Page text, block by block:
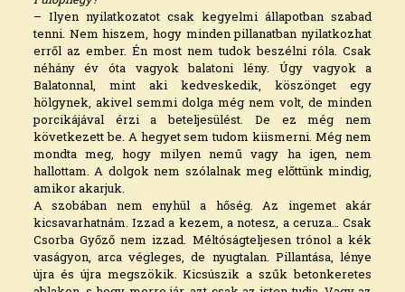
– Ilyen nyilatkozatot csak kegyelmi állapotban szabad
tenni. Nem hiszem, hogy minden pillanatban nyilatkozhat
erről az ember. Én most nem tudok beszélni róla. Csak
néhány év óta vagyok balatoni lény. Úgy vagyok a
Balatonnal, mint aki kedveskedik, köszönget egy
hölgynek, akivel semmi dolga még nem volt, de minden
porcikájával érzi a beteljesülést. De ez még nem
következett be. A hegyet sem tudom kiismerni. Még nem
mondta meg, hogy milyen nemű vagy ha igen, nem
hallottam. A dolgok nem szólalnak meg előttünk mindig,
amikor akarjuk.
A szobában nem enyhül a hőség. Az ingemet akár
kicsavarhatnám. Izzad a kezem, a notesz, a ceruza… Csak
Csorba Győző nem izzad. Méltóságteljesen trónol a kék
vaságyon, arca végleges, de nyugtalan. Pillantása, lénye
újra és újra megszökik. Kicsúszik a szűk betonkeretes